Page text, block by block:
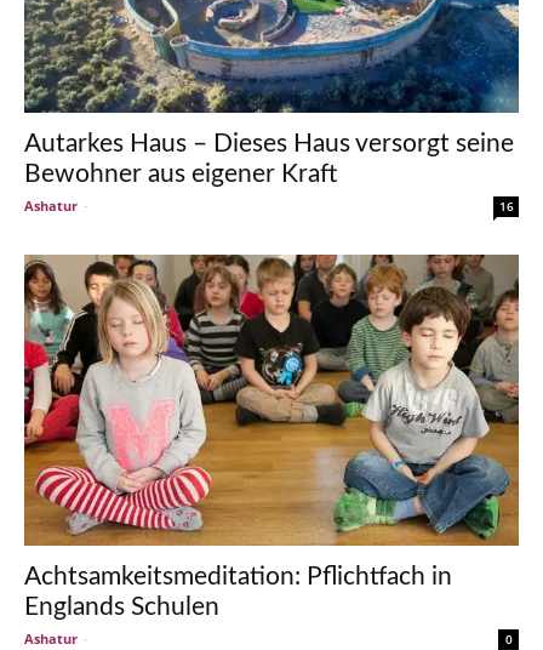
Autarkes Haus – Dieses Haus versorgt seine
Bewohner aus eigener Kraft
Ashatur - 16
Achtsamkeitsmeditation: Pflichtfach in
Englands Schulen
Ashatur - 0